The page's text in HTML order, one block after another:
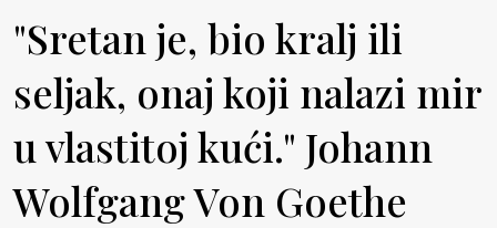
"Sretan je, bio kralj ili
seljak, onaj koji nalazi mir
u vlastitoj kući." Johann
Wolfgang Von Goethe